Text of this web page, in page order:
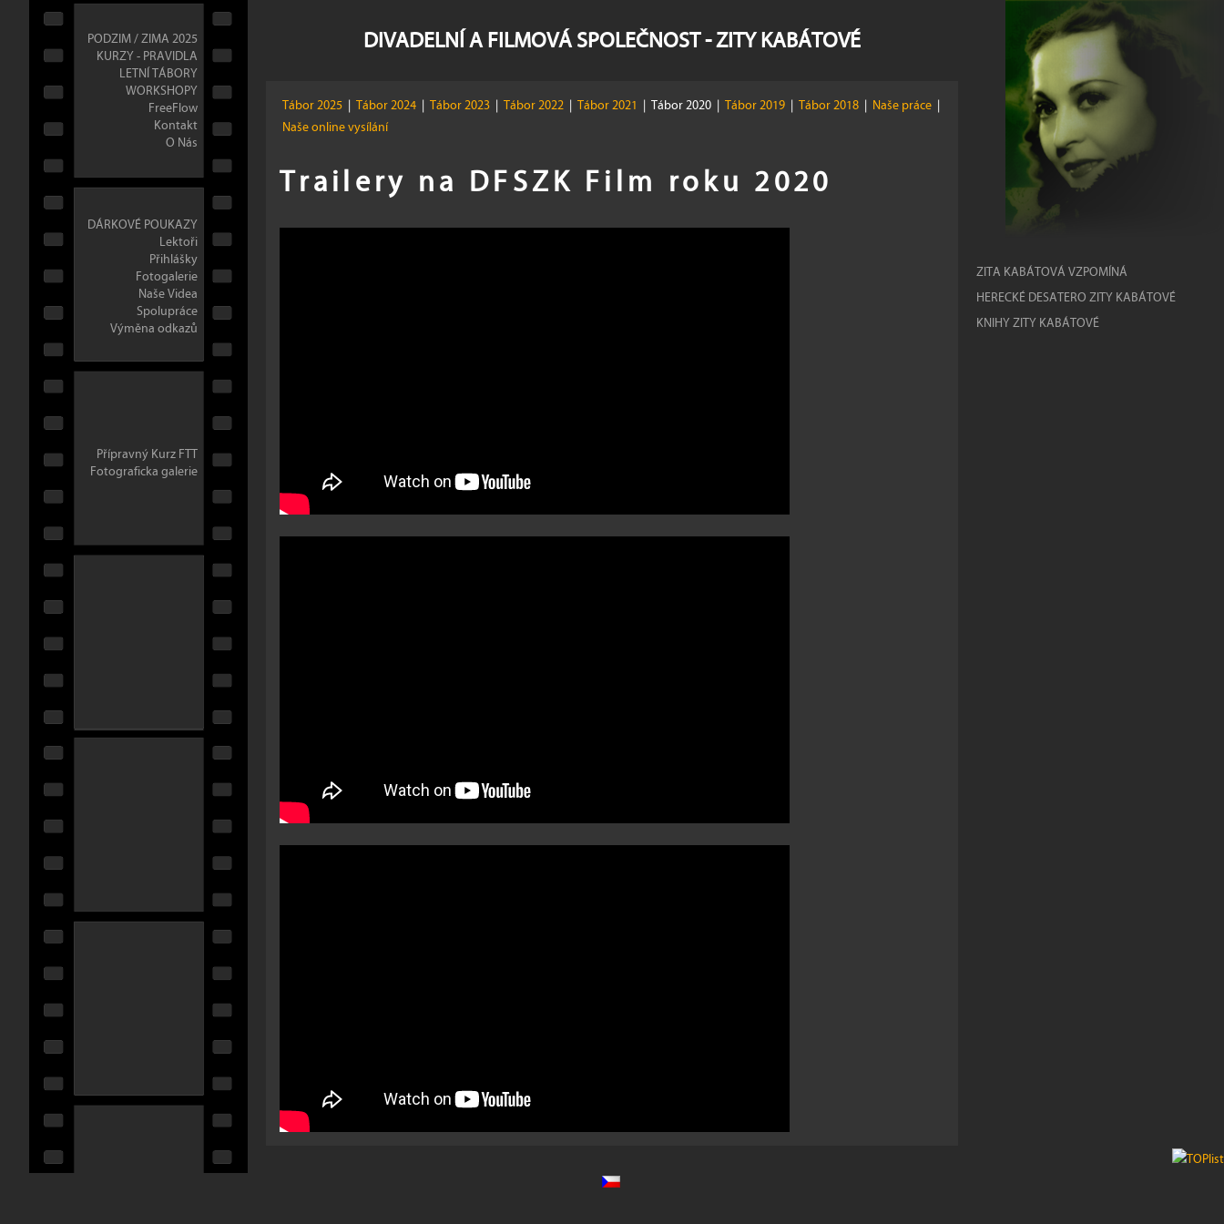
PODZIM / ZIMA 2025
KURZY - PRAVIDLA
LETNÍ TÁBORY
WORKSHOPY
FreeFlow
Kontakt
O Nás
DÁRKOVÉ POUKAZY
Lektoři
Přihlášky
Fotogalerie
Naše Videa
Spolupráce
Výměna odkazů
Přípravný Kurz FTT
Fotograficka galerie
DIVADELNÍ A FILMOVÁ SPOLEČNOST - ZITY KABÁTOVÉ
Tábor 2025 | Tábor 2024 | Tábor 2023 | Tábor 2022 | Tábor 2021 | Tábor 2020 | Tábor 2019 | Tábor 2018 | Naše práce |
Naše online vysílání
Trailery na DFSZK Film roku 2020
ZITA KABÁTOVÁ VZPOMÍNÁ
HERECKÉ DESATERO ZITY KABÁTOVÉ
KNIHY ZITY KABÁTOVÉ